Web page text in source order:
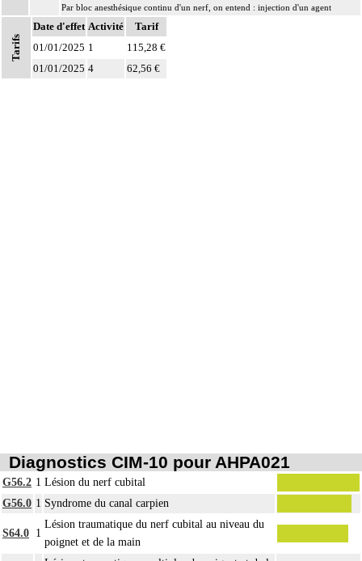
1
Par bloc anesthésique continu d'un nerf, on entend : injection d'un agent
pharmacologique au contact d'un nerf avec pose d'un cathéter, par voie
transcutanée.
Tarifs
Date d'effet Activité
Tarif
01/01/2025 1
115,28 €
01/01/2025 4 62,56 €
Diagnostics CIM-10 pour AHPA021
G56.2 1 Lésion du nerf cubital
G56.0 1 Syndrome du canal carpien
S64.0 1
Lésion traumatique du nerf cubital au niveau du
poignet et de la main